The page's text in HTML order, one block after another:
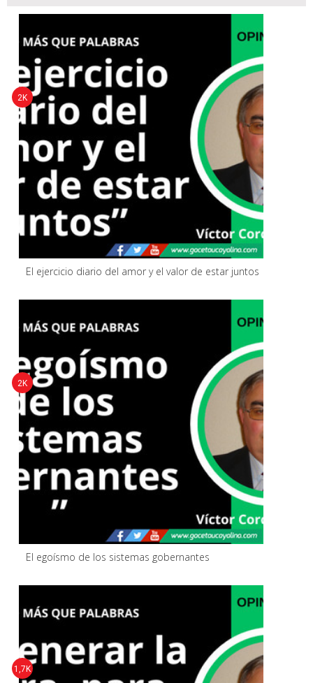
El ejercicio diario del amor y el valor de estar juntos
2K
El egoísmo de los sistemas gobernantes
2K
1,7K